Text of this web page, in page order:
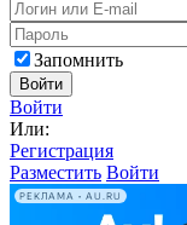
Запомнить
Войти
Войти
Или:
Регистрация
Разместить Войти
РЕКЛАМА • AU.RU